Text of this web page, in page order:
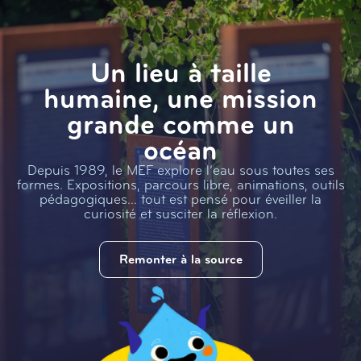
Un lieu à taille
humaine, une mission
grande comme un
océan
Depuis 1989, le MEF explore l’eau sous toutes ses
formes. Expositions, parcours libre, animations, outils
pédagogiques… tout est pensé pour éveiller la
curiosité et susciter la réflexion.
Remonter à la source